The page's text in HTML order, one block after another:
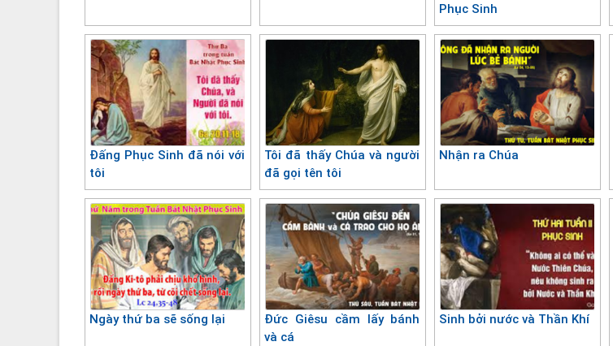
Phục Sinh
Đấng Phục Sinh đã nói với
tôi
Tôi đã thấy Chúa và người
đã gọi tên tôi
Nhận ra Chúa
Ngày thứ ba sẽ sống lại
Đức Giêsu cầm lấy bánh
và cá
Sinh bởi nước và Thần Khí